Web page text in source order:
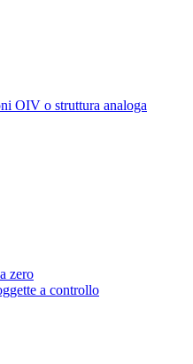
OIV o struttura analoga
zero
a controllo